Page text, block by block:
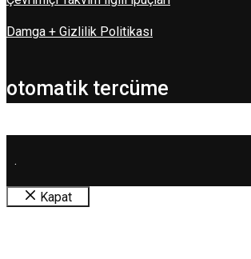
Damga + Gizlilik Politikası
otomatik tercüme
.
Kapat